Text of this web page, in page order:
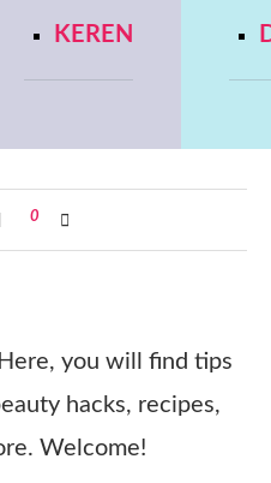
KEREN
0
you will find tips
hacks, recipes,
Welcome!